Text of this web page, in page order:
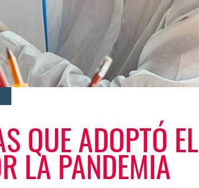
QUE ADOPTÓ EL
LA PANDEMIA